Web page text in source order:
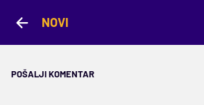
NOVI
POŠALJI KOMENTAR